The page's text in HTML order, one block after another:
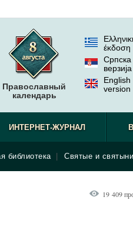
Православный
календарь
έκδοση
Српска
верзиjа
English
version
библиотека Святые и святыни
ИНТЕРНЕТ-ЖУРНАЛ
19 409